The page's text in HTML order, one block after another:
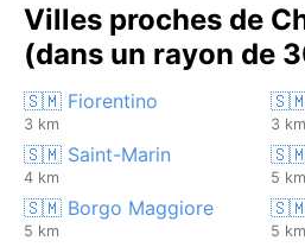
Villes proches de
(dans un rayon de
🇸🇲 Fiorentino
3 km
🇸🇲
3 km
🇸🇲 Saint-Marin
4 km
🇸🇲
5 km
🇸🇲 Borgo Maggiore
5 km
🇸🇲
5 km